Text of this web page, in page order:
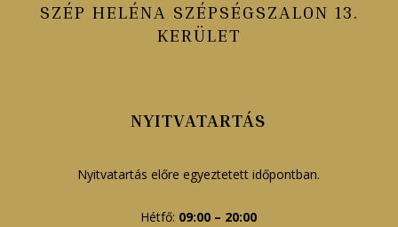
SZÉP HELÉNA SZÉPSÉGSZALON 13.
KERÜLET
NYITVATARTÁS
Nyitvatartás előre egyeztetett időpontban.
Hétfő: 09:00 – 20:00